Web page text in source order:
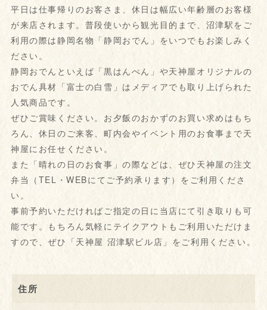
平日は仕事帰りのお客さま、休日は幅広い年齢層のお客様
が来店されます。普段使いから観光目的まで、沼津駅をご
利用の際は静岡名物「静岡おでん」をいつでもお楽しみく
ださい。
静岡おでんといえば「黒はんぺん」や天神屋オリジナルの
おでん具材「富士の白雪」はメディアでも取り上げられた
人気商品です。
ぜひご賞味ください。お夕飯のおかずのお買い求めはもち
ろん、休日のご来客、町内会やイベント用のお食事まで天
神屋にお任せください。
また「晴れの日のお食事」の際などは、ぜひ天神屋の注文
弁当（TEL・WEBにてご予約承ります）をご利用くださ
い。
事前予約いただければご指定の日に当店にて引き取りも可
能です。もちろん気軽にテイクアウトもご利用いただけま
すので、ぜひ「天神屋 沼津駅ビル店」をご利用ください。
住所